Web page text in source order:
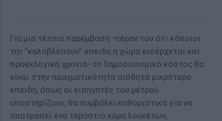
Για μια τέτοια παρέμβαση -πέραν του ότι κάποιοι
την “καλοβλέπουν” επειδή η χώρα εισέρχεται και
προεκλογική χρονιά- το δημοσιονομικό κόστος θα
είναι στην πραγματικότητα αισθητά μικρότερο
επειδή, όπως οι εισηγητές του μέτρου
υποστηρίζουν, θα συμβάλει καθοριστικά για να
αποτραπεί ένα τεράστιο κύμα λουκέτων,